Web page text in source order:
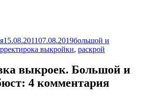
15.08.201107.08.2019большой и
выкройки, раскрой
выкроек. Большой и
: 4 комментария